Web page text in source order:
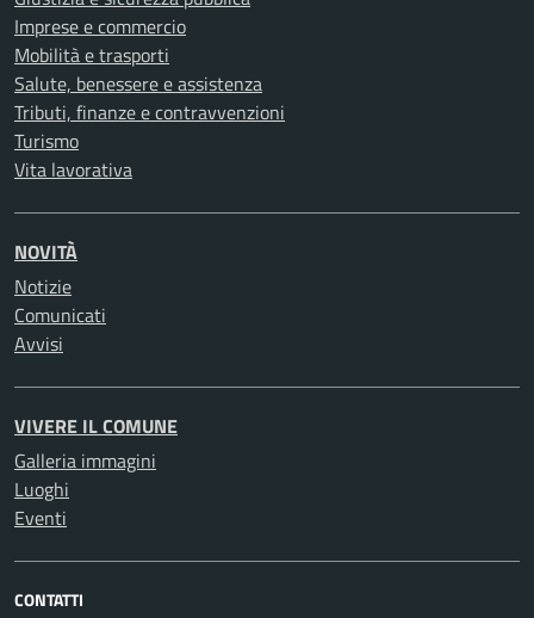
Imprese e commercio
Mobilità e trasporti
Salute, benessere e assistenza
Tributi, finanze e contravvenzioni
Turismo
Vita lavorativa
NOVITÀ
Notizie
Comunicati
Avvisi
VIVERE IL COMUNE
Galleria immagini
Luoghi
Eventi
CONTATTI